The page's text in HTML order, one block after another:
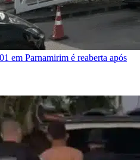
em Parnamirim é reaberta após